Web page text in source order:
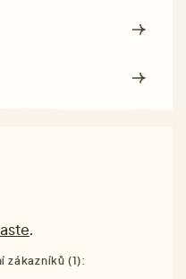
.
zákazníků (1):